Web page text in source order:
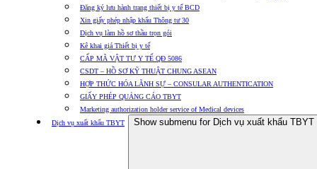
Đăng ký lưu hành trang thiết bị y tế BCD
Xin giấy phép nhập khẩu Thông tư 30
Dịch vụ làm hồ sơ thầu trọn gói
Kê khai giá Thiết bị y tế
CẤP MÃ VẬT TƯ Y TẾ QĐ 5086
CSDT – HỒ SƠ KỸ THUẬT CHUNG ASEAN
HỢP THỨC HÓA LÃNH SỰ – CONSULAR AUTHENTICATION
GIẤY PHÉP QUẢNG CÁO TBYT
Marketing authorization holder service of Medical devices
Dịch vụ xuất khẩu TBYT
Show submenu for Dịch vụ xuất khẩu TBYT